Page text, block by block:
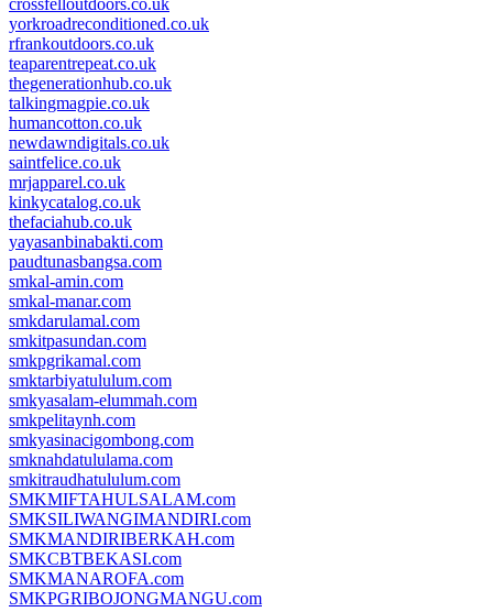
crossfelloutdoors.co.uk
yorkroadreconditioned.co.uk
rfrankoutdoors.co.uk
teaparentrepeat.co.uk
thegenerationhub.co.uk
talkingmagpie.co.uk
humancotton.co.uk
newdawndigitals.co.uk
saintfelice.co.uk
mrjapparel.co.uk
kinkycatalog.co.uk
thefaciahub.co.uk
yayasanbinabakti.com
paudtunasbangsa.com
smkal-amin.com
smkal-manar.com
smkdarulamal.com
smkitpasundan.com
smkpgrikamal.com
smktarbiyatululum.com
smkyasalam-elummah.com
smkpelitaynh.com
smkyasinacigombong.com
smknahdatululama.com
smkitraudhatululum.com
SMKMIFTAHULSALAM.com
SMKSILIWANGIMANDIRI.com
SMKMANDIRIBERKAH.com
SMKCBTBEKASI.com
SMKMANAROFA.com
SMKPGRIBOJONGMANGU.com